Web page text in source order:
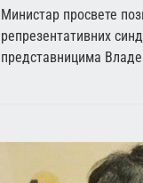
Министар просвете
репрезентативних
представницима